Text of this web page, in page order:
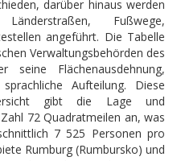
darüber hinaus werden
Fußwege,
angeführt. Die Tabelle
Verwaltungsbehörden des
seine Flächenausdehnung,
Aufteilung. Diese
gibt die Lage und
72 Quadratmeilen an, was
7 525 Personen pro
Rumburg (Rumbursko) und